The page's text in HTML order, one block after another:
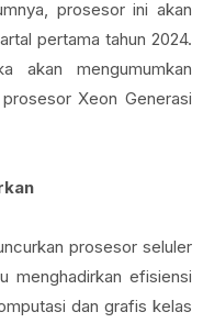
prosesor ini akan
pertama tahun 2024.
akan mengumumkan
Xeon Generasi
prosesor seluler
menghadirkan efisiensi
dan grafis kelas